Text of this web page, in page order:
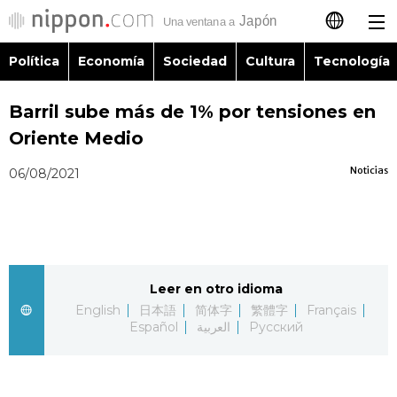
日本語
English
العربية
Русский
Política
Sociedad
Cultura
Política Economía Sociedad Cultura Tecnología
Barril sube más de 1% por tensiones en
Oriente Medio
Noticias
06/08/2021
Leer en otro idioma
English
日本語 简体字 繁體字
Français
Español
العربية Русский